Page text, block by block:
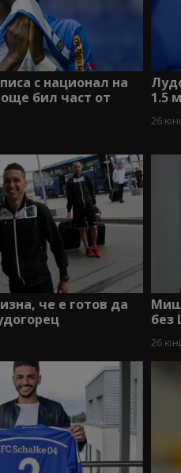
с национал на
бил част от
1.5
26
че е готов да
без
26